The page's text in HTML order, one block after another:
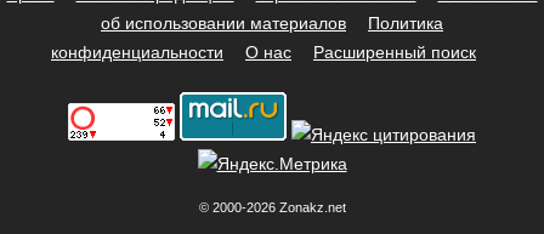
об использовании материалов
Политика
конфиденциальности
О нас Расширенный поиск
© 2000-2026 Zonakz.net